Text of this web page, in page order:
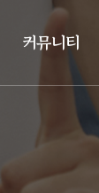
커뮤니티